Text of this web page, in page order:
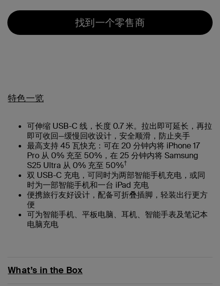
找到一个零售商
特色一览
可伸缩 USB-C 线，长度 0.7 米。拉出即可延长，再拉
即可收回—缓慢回收设计，安全顺滑，防止夹手
最高支持 45 瓦快充：可在 20 分钟内将 iPhone 17
Pro 从 0% 充至 50%，在 25 分钟内将 Samsung
S25 Ultra 从 0% 充至 50%†
双 USB-C 充电，可同时为两部智能手机充电，或同
时为一部智能手机和一台 iPad 充电
便携旅行友好设计，配备可折叠插脚，轻装出行更方
便
可为智能手机、平板电脑、耳机、智能手表及笔记本
电脑充电
What’s in the Box